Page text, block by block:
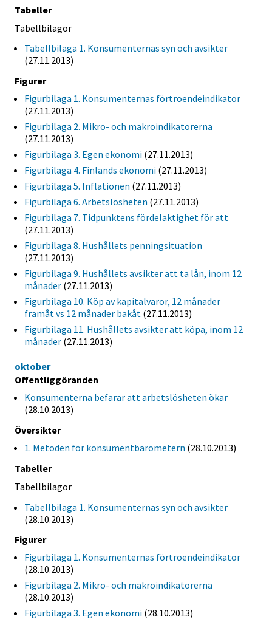
Tabeller
Tabellbilagor
Tabellbilaga 1. Konsumenternas syn och avsikter
(27.11.2013)
Figurer
Figurbilaga 1. Konsumenternas förtroendeindikator
(27.11.2013)
Figurbilaga 2. Mikro- och makroindikatorerna
(27.11.2013)
Figurbilaga 3. Egen ekonomi (27.11.2013)
Figurbilaga 4. Finlands ekonomi (27.11.2013)
Figurbilaga 5. Inflationen (27.11.2013)
Figurbilaga 6. Arbetslösheten (27.11.2013)
Figurbilaga 7. Tidpunktens fördelaktighet för att
(27.11.2013)
Figurbilaga 8. Hushållets penningsituation
(27.11.2013)
Figurbilaga 9. Hushållets avsikter att ta lån, inom 12
månader (27.11.2013)
Figurbilaga 10. Köp av kapitalvaror, 12 månader
framåt vs 12 månader bakåt (27.11.2013)
Figurbilaga 11. Hushållets avsikter att köpa, inom 12
månader (27.11.2013)
oktober
Offentliggöranden
Konsumenterna befarar att arbetslösheten ökar
(28.10.2013)
Översikter
1. Metoden för konsumentbarometern (28.10.2013)
Tabeller
Tabellbilagor
Tabellbilaga 1. Konsumenternas syn och avsikter
(28.10.2013)
Figurer
Figurbilaga 1. Konsumenternas förtroendeindikator
(28.10.2013)
Figurbilaga 2. Mikro- och makroindikatorerna
(28.10.2013)
Figurbilaga 3. Egen ekonomi (28.10.2013)